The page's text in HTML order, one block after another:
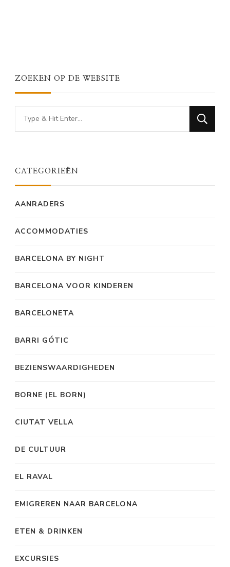
ZOEKEN OP DE WEBSITE
Looking
for
CATEGORIEËN
AANRADERS
ACCOMMODATIES
BARCELONA BY NIGHT
BARCELONA VOOR KINDEREN
BARCELONETA
BARRI GÓTIC
BEZIENSWAARDIGHEDEN
BORNE (EL BORN)
CIUTAT VELLA
DE CULTUUR
EL RAVAL
EMIGREREN NAAR BARCELONA
ETEN & DRINKEN
EXCURSIES